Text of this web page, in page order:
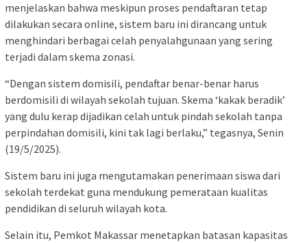
menjelaskan bahwa meskipun proses pendaftaran tetap
dilakukan secara online, sistem baru ini dirancang untuk
menghindari berbagai celah penyalahgunaan yang sering
terjadi dalam skema zonasi.
“Dengan sistem domisili, pendaftar benar-benar harus
berdomisili di wilayah sekolah tujuan. Skema ‘kakak beradik’
yang dulu kerap dijadikan celah untuk pindah sekolah tanpa
perpindahan domisili, kini tak lagi berlaku,” tegasnya, Senin
(19/5/2025).
Sistem baru ini juga mengutamakan penerimaan siswa dari
sekolah terdekat guna mendukung pemerataan kualitas
pendidikan di seluruh wilayah kota.
Selain itu, Pemkot Makassar menetapkan batasan kapasitas